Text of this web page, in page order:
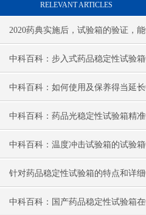
RELEVANT ARTICLES
2020药典实施后，试验箱的验证，能
否达到湿度的控制精度要求呢？
中科百科：步入式药品稳定性试验箱
您知多少？
中科百科：如何使用及保养得当延长
三综合试验箱使用寿命？
中科百科：药品光稳定性试验箱精准
设计护航药品质量，多元用途赋能医
药发展
中科百科：温度冲击试验箱的试验箱
结构
针对药品稳定性试验箱的特点和详细
知识
中科百科：国产药品稳定性试验箱在